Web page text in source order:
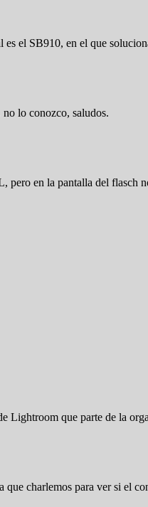
el SB910, en el que
lo conozco, saludos.
en la pantalla del flasch
Lightroom que parte de la
charlemos para ver si el